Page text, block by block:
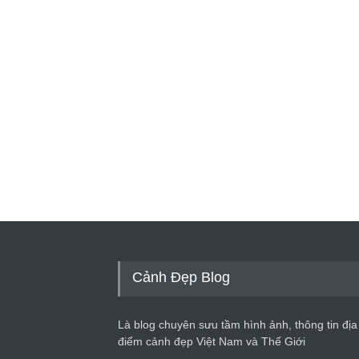
Cảnh Đẹp Blog
Là blog chuyên sưu tầm hình ảnh, thông tin địa
điểm cảnh đẹp Việt Nam và Thế Giới